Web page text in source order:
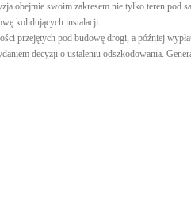
obejmie swoim zakresem nie tylko teren pod
kolidujących instalacji.
przejętych pod budowę drogi, a później
decyzji o ustaleniu odszkodowania.